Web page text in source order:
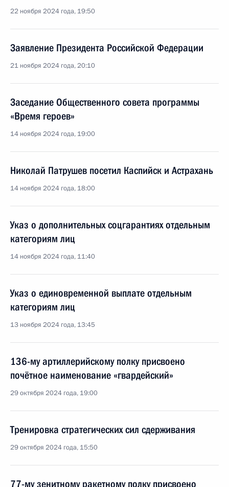
22 ноября 2024 года, 19:50
Заявление Президента Российской Федерации
21 ноября 2024 года, 20:10
Заседание Общественного совета программы
«Время героев»
14 ноября 2024 года, 19:00
Николай Патрушев посетил Каспийск и Астрахань
14 ноября 2024 года, 18:00
Указ о дополнительных соцгарантиях отдельным
категориям лиц
14 ноября 2024 года, 11:40
Указ о единовременной выплате отдельным
категориям лиц
13 ноября 2024 года, 13:45
136-му артиллерийскому полку присвоено
почётное наименование «гвардейский»
29 октября 2024 года, 19:00
Тренировка стратегических сил сдерживания
29 октября 2024 года, 15:50
77-му зенитному ракетному полку присвоено